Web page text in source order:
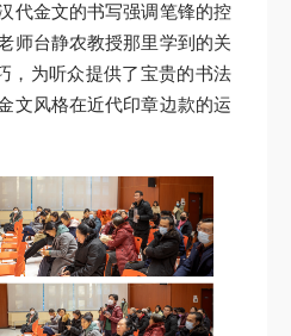
代金文的书写强调笔锋的控
师台静农教授那里学到的关
，为听众提供了宝贵的书法
文风格在近代印章边款的运